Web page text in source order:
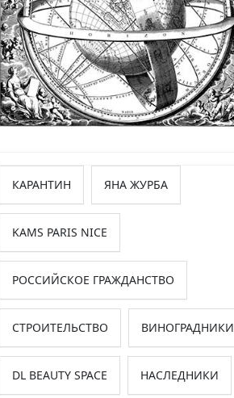
КАРАНТИН ЯНА ЖУРБА
KAMS PARIS NICE
РОССИЙСКОЕ ГРАЖДАНСТВО
СТРОИТЕЛЬСТВО ВИНОГРАДНИКИ
DL BEAUTY SPACE НАСЛЕДНИКИ